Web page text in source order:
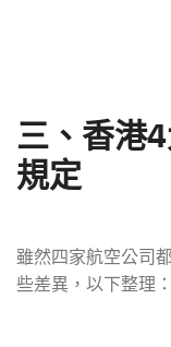
三、香港
規定
雖然四家航空公司
些差異，以下整理：